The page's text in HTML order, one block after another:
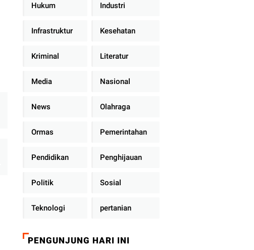
Hukum Industri
Infrastruktur Kesehatan
Kriminal Literatur
Media Nasional
News Olahraga
Ormas Pemerintahan
Pendidikan Penghijauan
Politik Sosial
Teknologi pertanian
PENGUNJUNG HARI INI